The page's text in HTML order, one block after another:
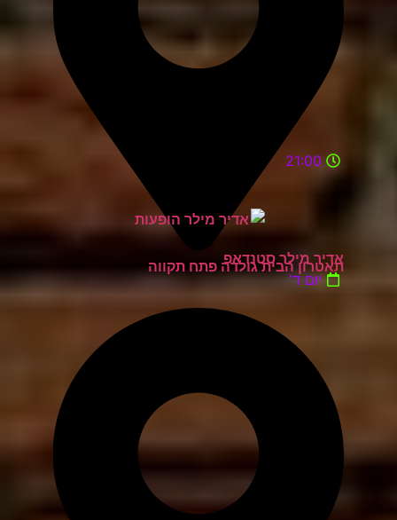
תאטרון הבית גולדה פתח תקווה
21:00
אדיר מילר סטנדאפ
יום ד'